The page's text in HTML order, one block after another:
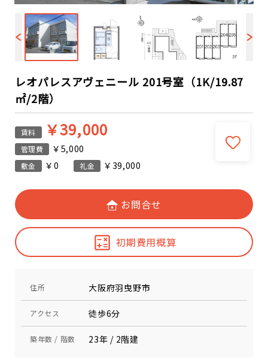
レオパレスアヴェニール 201号室（1K/19.87
㎡/2階）
賃料 ￥39,000
管理費 ￥5,000
敷金 ￥0 礼金 ￥39,000
お問合せ
初期費用概算
住所 大阪府羽曳野市
アクセス 徒歩6分
築年数 / 階数 23年 / 2階建